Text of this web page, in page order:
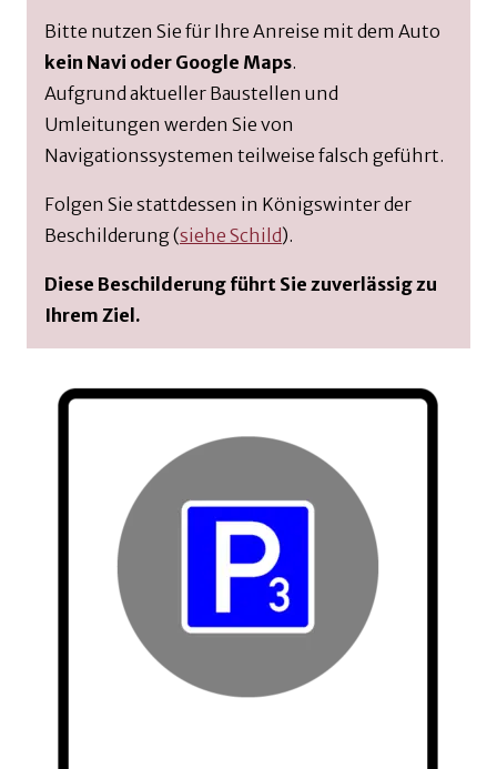
Bitte nutzen Sie für Ihre Anreise mit dem Auto
kein Navi oder Google Maps.
Aufgrund aktueller Baustellen und
Umleitungen werden Sie von
Navigationssystemen teilweise falsch geführt.
Folgen Sie stattdessen in Königswinter der
Beschilderung (siehe Schild).
Diese Beschilderung führt Sie zuverlässig zu
Ihrem Ziel.